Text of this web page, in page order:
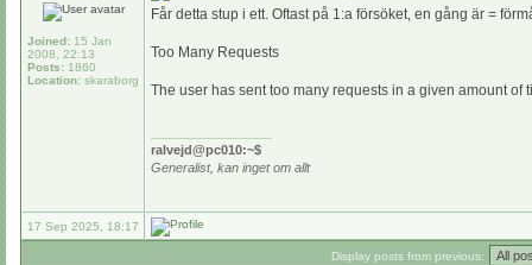
Joined: 15 Jan
2008, 22:13
Posts: 1860
Location: skaraborg
Får detta stup i ett. Oftast på 1:a försöket, en gång är =
Too Many Requests
The user has sent too many requests in a given amount of
ralvejd@pc010:~$
Generalist, kan inget om allt
17 Sep 2025, 18:17
Display posts from previous: